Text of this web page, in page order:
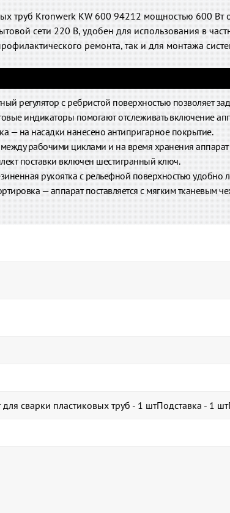
труб Kronwerk KW 600 94212 мощностью 600
сети 220 В, удобен для использования в
ремонта, так и для монтажа
регулятор с ребристой поверхностью позволяет
индикаторы помогают отслеживать включение
— на насадки нанесено антипригарное покрытие.
рабочими циклами и на время хранения
поставки включен шестигранный ключ.
рукоятка с рельефной поверхностью удобно
— аппарат поставляется с мягким тканевым
для сварки пластиковых труб - 1 штПодставка - 1